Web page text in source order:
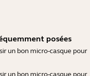
posées
un bon micro-casque pour